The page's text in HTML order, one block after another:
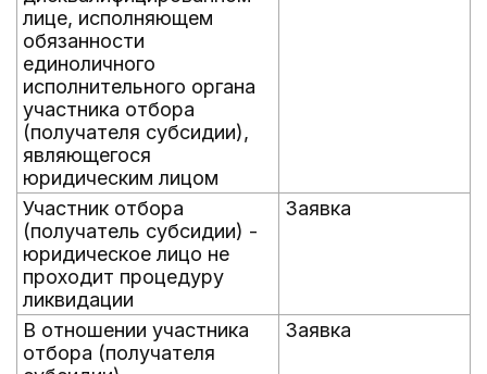
лице, исполняющем
обязанности
единоличного
исполнительного органа
участника отбора
(получателя субсидии),
являющегося
юридическим лицом
Участник отбора
(получатель субсидии) -
юридическое лицо не
проходит процедуру
ликвидации
Заявка
В отношении участника
отбора (получателя
Заявка